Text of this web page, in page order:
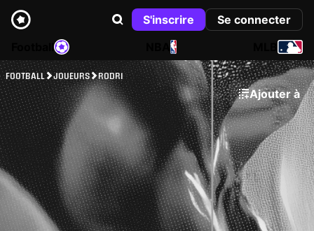
S'inscrire
Se connecter
NBA
FOOTBALL JOUEURS RODRI
Ajouter à